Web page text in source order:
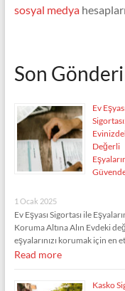
sosyal medya
Son
Ev Eşyası
Değerli
1 Ocak 2025
Ev Eşyası Sigortası ile
Koruma Altına Alın Evdeki
eşyalarınızı korumak için en
Read more
Kasko